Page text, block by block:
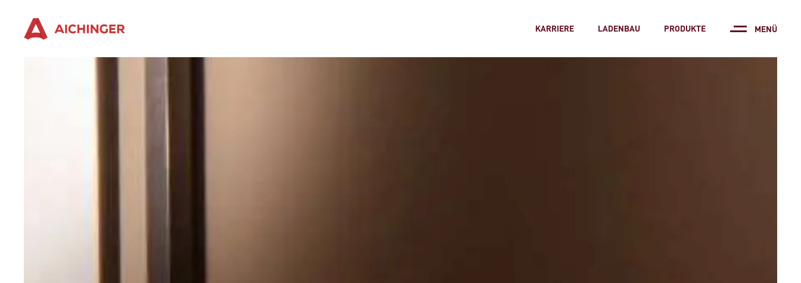
MENÜ
KARRIERE LADENBAU PRODUKTE